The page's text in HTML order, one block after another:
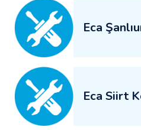
Eca
Eca Siirt